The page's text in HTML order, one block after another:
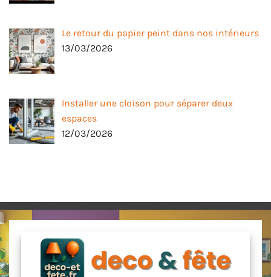
Le retour du papier peint dans nos intérieurs
13/03/2026
Installer une cloison pour séparer deux
espaces
12/03/2026